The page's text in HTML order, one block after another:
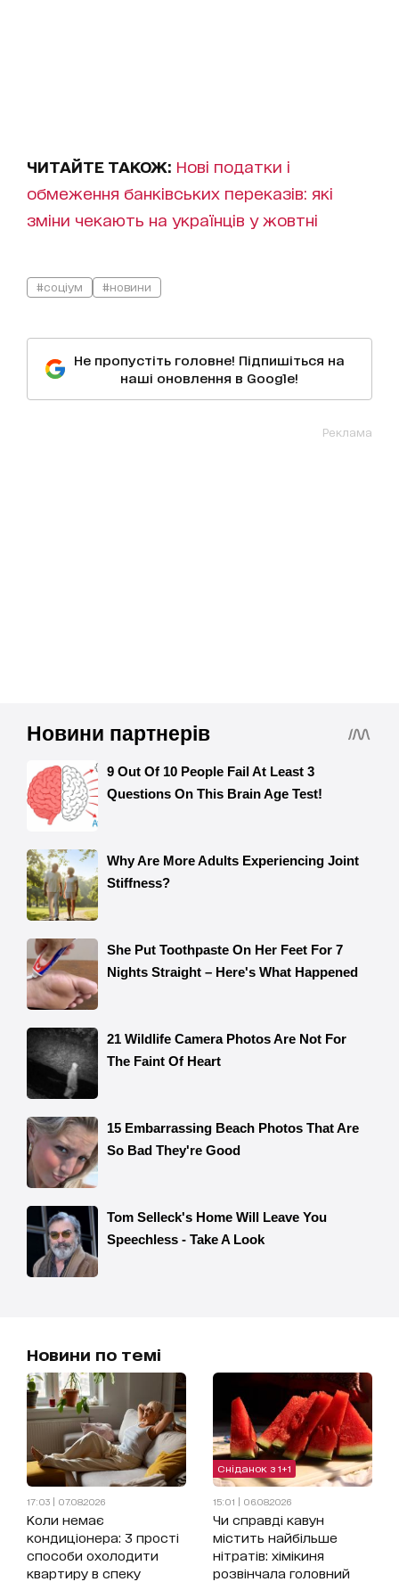
ЧИТАЙТЕ ТАКОЖ: Нові податки і
обмеження банківських переказів: які
зміни чекають на українців у жовтні
#соціум #новини
Не пропустіть головне! Підпишіться на
наші оновлення в Google!
Реклама
Новини по темі
17:03 | 07.08.2026
Коли немає
кондиціонера: 3 прості
способи охолодити
квартиру в спеку
Сніданок з 1+1
15:01 | 06.08.2026
Чи справді кавун
містить найбільше
нітратів: хімікиня
розвінчала головний